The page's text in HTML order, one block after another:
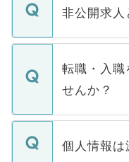
登録内容を
ます。通常
いただきま
非公開求人
マイナビ
うち約3割は
けない「非
下記の理由
ません。
■応募殺到を
転職・入職
せんか？
転職・入職
ん。また、
個人情報は